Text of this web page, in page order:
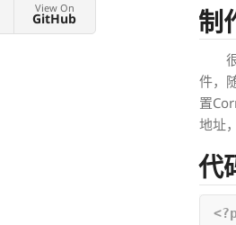
View On
GitHub 制
件，
置
地址
代